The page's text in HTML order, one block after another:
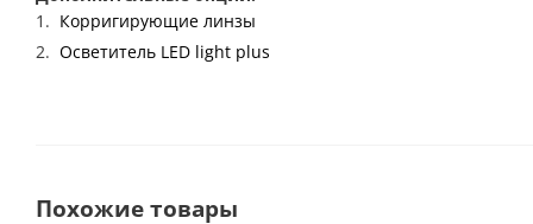
Корригирующие линзы
Осветитель LED light plus
Похожие товары